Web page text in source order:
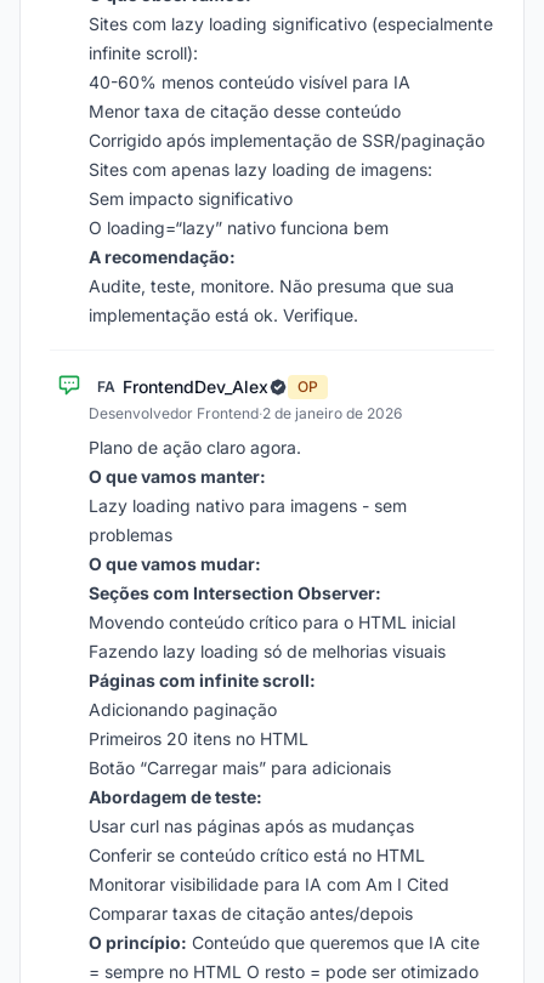
Sites com lazy loading significativo (especialmente
infinite scroll):
40-60% menos conteúdo visível para IA
Menor taxa de citação desse conteúdo
Corrigido após implementação de SSR/paginação
Sites com apenas lazy loading de imagens:
Sem impacto significativo
O loading=“lazy” nativo funciona bem
A recomendação:
Audite, teste, monitore. Não presuma que sua
implementação está ok. Verifique.
FA FrontendDev_Alex
OP
Desenvolvedor Frontend·2 de janeiro de 2026
Plano de ação claro agora.
O que vamos manter:
Lazy loading nativo para imagens - sem
problemas
O que vamos mudar:
Seções com Intersection Observer:
Movendo conteúdo crítico para o HTML inicial
Fazendo lazy loading só de melhorias visuais
Páginas com infinite scroll:
Adicionando paginação
Primeiros 20 itens no HTML
Botão “Carregar mais” para adicionais
Abordagem de teste:
Usar curl nas páginas após as mudanças
Conferir se conteúdo crítico está no HTML
Monitorar visibilidade para IA com Am I Cited
Comparar taxas de citação antes/depois
O princípio: Conteúdo que queremos que IA cite
= sempre no HTML O resto = pode ser otimizado